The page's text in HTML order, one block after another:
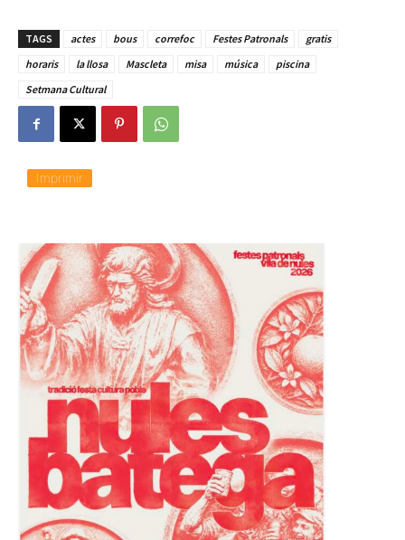
TAGS actes bous correfoc Festes Patronals
gratis
horaris
la llosa Mascleta misa música
piscina
Setmana Cultural
Imprimir